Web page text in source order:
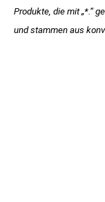
Produkte, die mit „*.“
und stammen aus